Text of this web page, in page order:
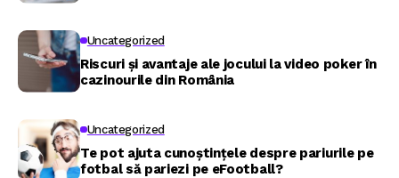
Uncategorized
Riscuri și avantaje ale jocului la video poker în
cazinourile din România
Uncategorized
Te pot ajuta cunoștințele despre pariurile pe
fotbal să pariezi pe eFootball?